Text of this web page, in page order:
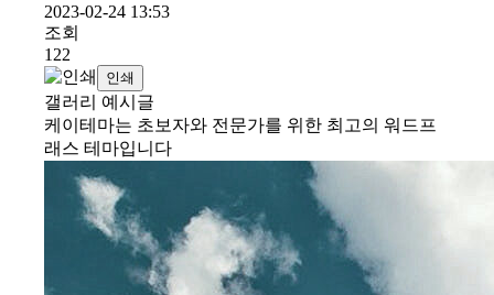
2023-02-24 13:53
조회
122
인쇄
갤러리 예시글
케이테마는 초보자와 전문가를 위한 최고의 워드프
래스 테마입니다